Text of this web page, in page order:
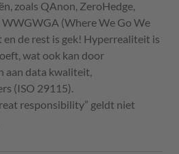
zoals QAnon, ZeroHedge,
(Where We Go We
de rest is gek! Hyperrealiteit is
wat ook kan door
aan data kwaliteit,
(ISO 29115).
responsibility” geldt niet